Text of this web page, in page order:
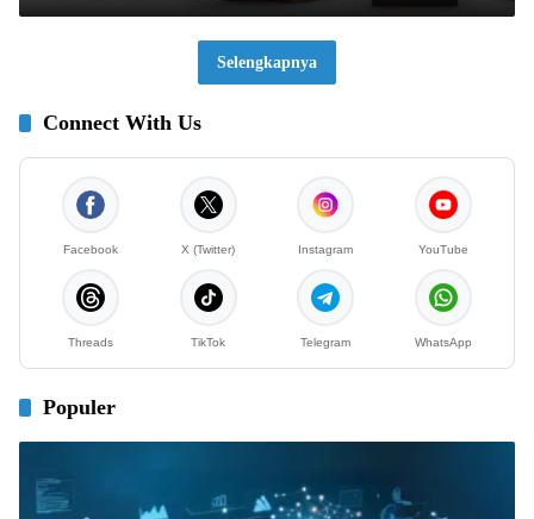
Selengkapnya
Connect With Us
Facebook X (Twitter) Instagram YouTube
Threads TikTok Telegram WhatsApp
Populer